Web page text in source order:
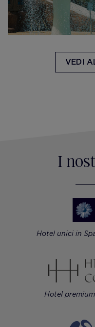
VEDI
I
Hotel unici in
Hotel